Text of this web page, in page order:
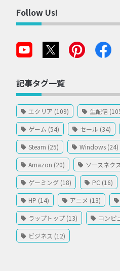
Follow Us!
記事タグ一覧
エクリア (109) 生配信
ゲーム (54) セール (34)
Steam (25) Windows (24)
Amazon (20) ソースネク
ゲーミング (18) PC (16)
HP (14) アニメ (13)
ラップトップ (13) コンピ
ビジネス (12)